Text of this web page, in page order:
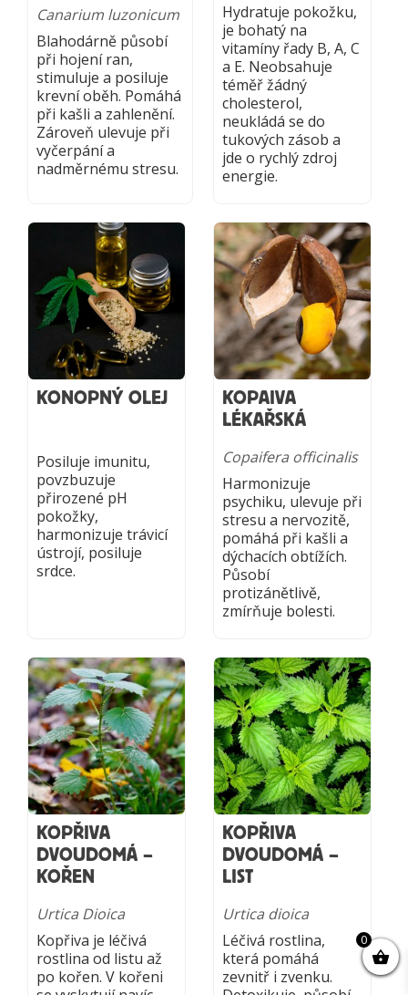
Canarium luzonicum
Blahodárně působí
při hojení ran,
stimuluje a posiluje
krevní oběh. Pomáhá
při kašli a zahlenění.
Zároveň ulevuje při
vyčerpání a
nadměrnému stresu.
Hydratuje pokožku,
je bohatý na
vitamíny řady B, A, C
a E. Neobsahuje
téměř žádný
cholesterol,
neukládá se do
tukových zásob a
jde o rychlý zdroj
energie.
KONOPNÝ OLEJ
Posiluje imunitu,
povzbuzuje
přirozené pH
pokožky,
harmonizuje trávicí
ústrojí, posiluje
srdce.
KOPAIVA
LÉKAŘSKÁ
Copaifera officinalis
Harmonizuje
psychiku, ulevuje při
stresu a nervozitě,
pomáhá při kašli a
dýchacích obtížích.
Působí
protizánětlivě,
zmírňuje bolesti.
KOPŘIVA
DVOUDOMÁ –
KOŘEN
Urtica Dioica
Kopřiva je léčivá
rostlina od listu až
po kořen. V kořeni
KOPŘIVA
DVOUDOMÁ –
LIST
Urtica dioica
Léčivá rostlina,
která pomáhá
zevnitř i zvenku.
0